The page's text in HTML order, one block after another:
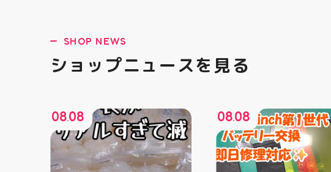
SHOP NEWS
ショップニュースを見る
08.08 08.08